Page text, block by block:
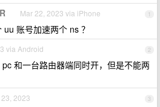
1
Mar 22, 2023 via iPhone
账号加速两个 ns ？
2
via Android
和一台路由器端同时开，但是不能两
3
2023